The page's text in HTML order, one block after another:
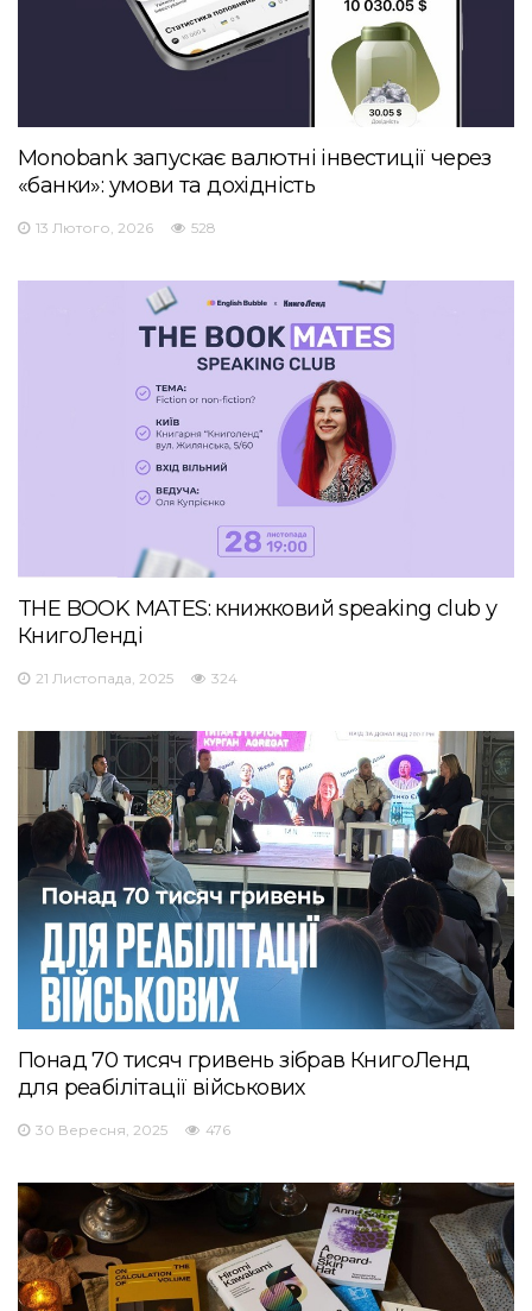
Monobank запускає валютні інвестиції через
«банки»: умови та дохідність
13 Лютого, 2026 528
THE BOOK MATES: книжковий speaking club у
КнигоЛенді
21 Листопада, 2025 324
Понад 70 тисяч гривень зібрав КнигоЛенд
для реабілітації військових
30 Вересня, 2025 476